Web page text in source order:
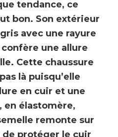
tendance, ce
bon. Son extérieur
avec une rayure
une allure
Cette chaussure
là puisqu’elle
en cuir et une
en élastomère,
remonte sur
de protéger le cuir